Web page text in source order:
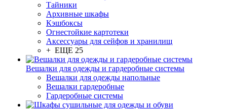
Тайники
Архивные шкафы
Кэшбоксы
Огнестойкие картотеки
Аксессуары для сейфов и хранилищ
+ ЕЩЕ 25
Вешалки для одежды и гардеробные системы
Вешалки для одежды напольные
Вешалки гардеробные
Гардеробные системы